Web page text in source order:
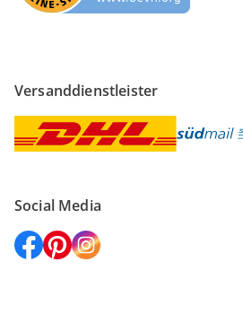
Versanddienstleister
Social Media